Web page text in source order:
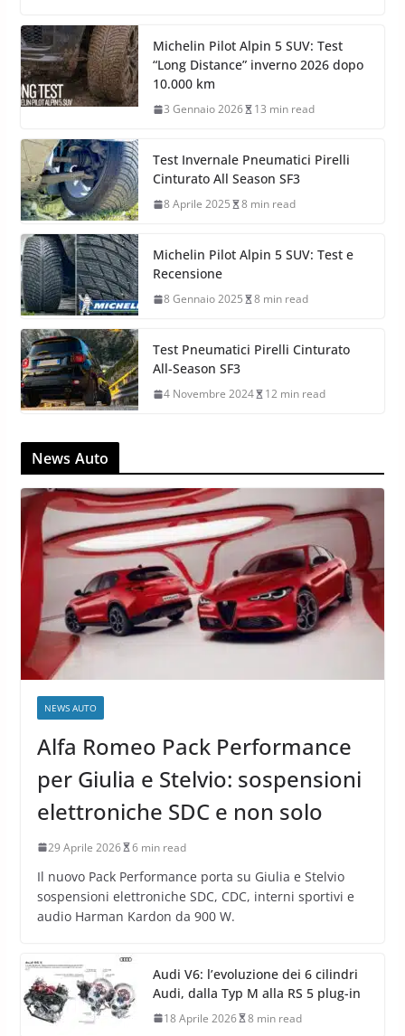
Michelin Pilot Alpin 5 SUV: Test
“Long Distance” inverno 2026 dopo
10.000 km
3 Gennaio 2026 13 min read
Test Invernale Pneumatici Pirelli
Cinturato All Season SF3
8 Aprile 2025 8 min read
Michelin Pilot Alpin 5 SUV: Test e
Recensione
8 Gennaio 2025 8 min read
Test Pneumatici Pirelli Cinturato
All-Season SF3
4 Novembre 2024 12 min read
News Auto
NEWS AUTO
Alfa Romeo Pack Performance
per Giulia e Stelvio: sospensioni
elettroniche SDC e non solo
29 Aprile 2026 6 min read
Il nuovo Pack Performance porta su Giulia e Stelvio
sospensioni elettroniche SDC, CDC, interni sportivi e
audio Harman Kardon da 900 W.
Audi V6: l’evoluzione dei 6 cilindri
Audi, dalla Typ M alla RS 5 plug-in
18 Aprile 2026 8 min read